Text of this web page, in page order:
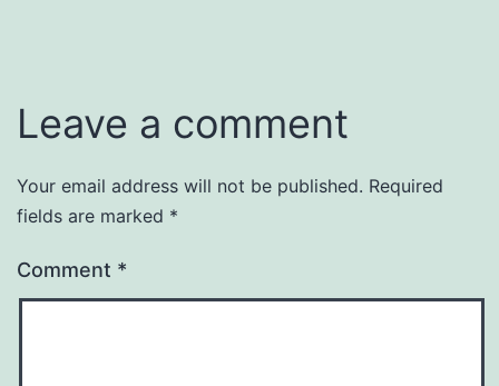
Leave a comment
Your email address will not be published. Required
fields are marked *
Comment *